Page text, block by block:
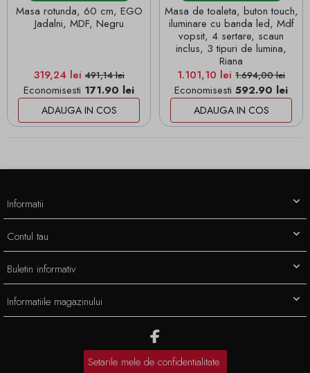
Masa rotunda, 60 cm, EGO
Jadalni, MDF, Negru
Pret
319,24 leiPret de baza
491,14 lei
Economisesti 171.90 lei
ADAUGA IN COS
Masa de toaleta, buton touch,
iluminare cu banda led, Mdf
vopsit, 4 sertare, scaun
inclus, 3 tipuri de lumina,
Riana
Pret
1.101,10 lei Pret de baza
1.694,00 lei
Economisesti 592.90 lei
ADAUGA IN COS
Informatiile magazinului
Informatii
Contul tau
Buletin informativ
Setarile mele de confidentialitate